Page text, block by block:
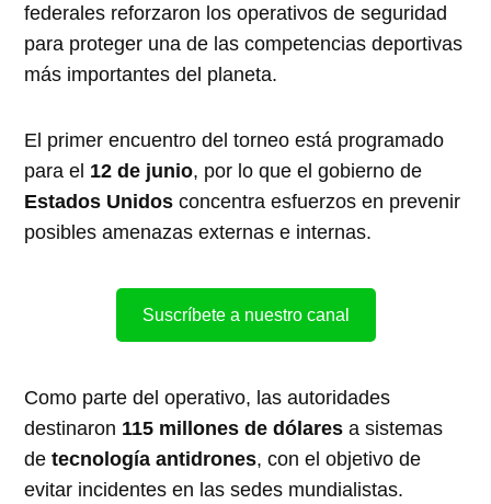
federales reforzaron los operativos de seguridad
para proteger una de las competencias deportivas
más importantes del planeta.
El primer encuentro del torneo está programado
para el 12 de junio, por lo que el gobierno de
Estados Unidos concentra esfuerzos en prevenir
posibles amenazas externas e internas.
Suscríbete a nuestro canal
Como parte del operativo, las autoridades
destinaron 115 millones de dólares a sistemas
detecnología antidrones, con el objetivo de
evitar incidentes en las sedes mundialistas.